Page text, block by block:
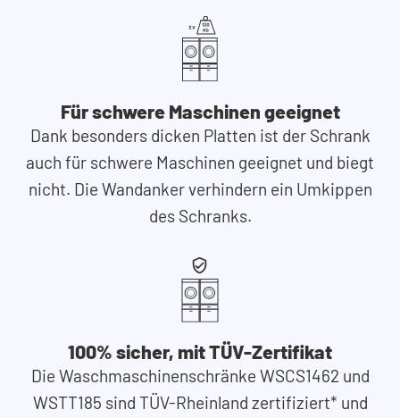
Für schwere Maschinen geeignet
Dank besonders dicken Platten ist der Schrank
auch für schwere Maschinen geeignet und biegt
nicht. Die Wandanker verhindern ein Umkippen
des Schranks.
100% sicher, mit TÜV-Zertifikat
Die Waschmaschinenschränke WSCS1462 und
WSTT185 sind TÜV-Rheinland zertifiziert* und